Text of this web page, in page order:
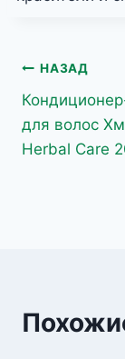
по
НАЗАД
для волос
Herbal Care